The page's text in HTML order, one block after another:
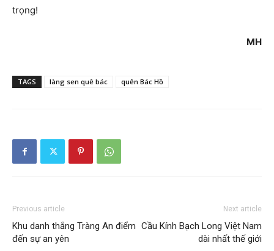
trọng!
MH
TAGS làng sen quê bác quên Bác Hồ
Previous article
Khu danh thắng Tràng An điểm
đến sự an yên
Next article
Cầu Kính Bạch Long Việt Nam
dài nhất thế giới